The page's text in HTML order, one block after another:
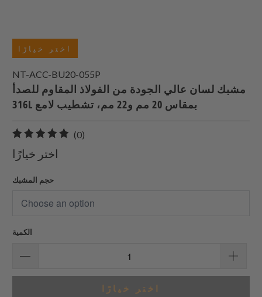
اختر خيارًا
NT-ACC-BU20-055P
مشبك لسان عالي الجودة من الفولاذ المقاوم للصدأ
316L بمقاس 20 مم و22 مم، تشطيب لامع
(0)
اختر خيارًا
حجم المشبك
الكمية
اختر خيارًا